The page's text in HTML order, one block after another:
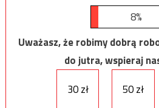
8%
Uważasz, że robimy dobrą
do jutra, wspieraj
30 zł
50 zł